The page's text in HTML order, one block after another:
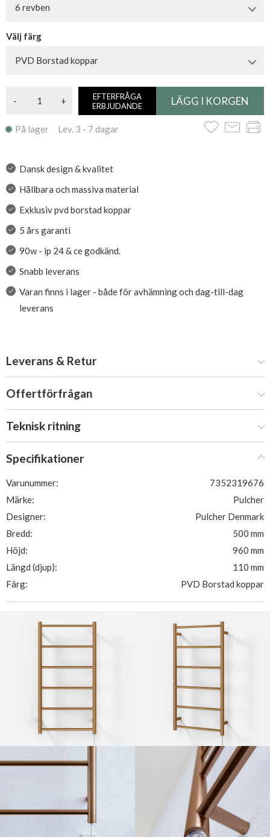
6 revben
Välj färg
PVD Borstad koppar
- +
EFTERFRÅGA
ERBJUDANDE
På lager Lev. 3 - 7 dagar
Dansk design & kvalitet
Hållbara och massiva material
Exklusiv pvd borstad koppar
5 års garanti
90w - ip 24 & ce godkänd.
Snabb leverans
Varan finns i lager - både för avhämning och dag-till-dag
leverans
Leverans & Retur
Offertförfrågan
Teknisk ritning
Specifikationer
Varunummer:
7352319676
Märke:
Pulcher
Designer:
Pulcher Denmark
Bredd:
500 mm
Höjd:
960 mm
Längd (djup):
110 mm
Färg:
PVD Borstad koppar